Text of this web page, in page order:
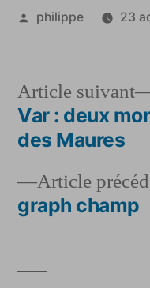
Publié
philippe 23
Navigation
l’article
Article
graph champ
Article suivant
Var : deux
des Maures